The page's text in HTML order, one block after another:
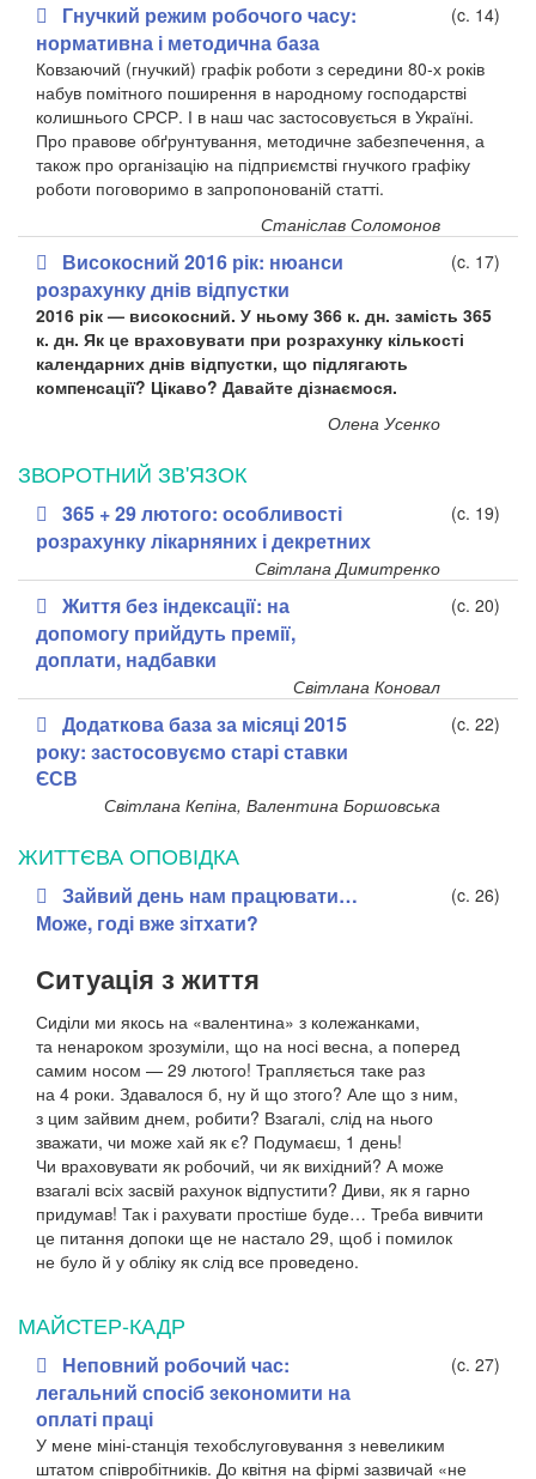
Гнучкий режим робочого часу:
нормативна і методична база
(c. 14)
Ковзаючий (гнучкий) графік роботи з середини 80-х років
набув помітного поширення в народному господарстві
колишнього СРСР. І в наш час застосовується в Україні.
Про правове обґрунтування, методичне забезпечення, а
також про організацію на підприємстві гнучкого графіку
роботи поговоримо в запропонованій статті.
Станіслав Соломонов
Високосний 2016 рік: нюанси
розрахунку днів відпустки
(c. 17)
2016 рік — високосний. У ньому 366 к. дн. замість 365
к. дн. Як це враховувати при розрахунку кількості
календарних днів відпустки, що підлягають
компенсації? Цікаво? Давайте дізнаємося.
Олена Усенко
ЗВОРОТНИЙ ЗВ'ЯЗОК
365 + 29 лютого: особливості
розрахунку лікарняних і декретних
(c. 19)
Світлана Димитренко
Життя без індексації: на
допомогу прийдуть премії,
доплати, надбавки
(c. 20)
Світлана Коновал
Додаткова база за місяці 2015
року: застосовуємо старі ставки
ЄСВ
(c. 22)
Світлана Кепіна, Валентина Боршовська
ЖИТТЄВА ОПОВІДКА
Зайвий день нам працювати…
Може, годі вже зітхати?
(c. 26)
Ситуація з життя
Сиділи ми якось на «валентина» з колежанками,
та ненароком зрозуміли, що на носі весна, а поперед
самим носом — 29 лютого! Трапляється таке раз
на 4 роки. Здавалося б, ну й що зтого? Але що з ним,
з цим зай­вим днем, робити? Взагалі, слід на нього
зважати, чи може хай як є? Подумаєш, 1 день!
Чи враховувати як робочий, чи як вихідний? А може
взагалі всіх засвій рахунок відпустити? Диви, як я гарно
придумав! Так і рахувати простіше буде… Треба вивчити
це питання допоки ще не настало 29, щоб і помилок
не було й у обліку як слід все проведено.
МАЙСТЕР-КАДР
Неповний робочий час:
легальний спосіб зекономити на
оплаті праці
(c. 27)
У мене міні-станція техобслуговування з невеликим
штатом співробітників. До квітня на фірмі зазвичай «не